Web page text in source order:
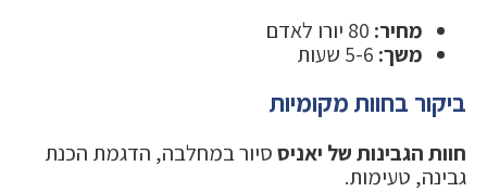
מחיר:
משך:
ביקור בחוות מקומיות
חוות הגבינות של יאניססיור במחלבה, הדגמת הכנת
גבינה, טעימות.